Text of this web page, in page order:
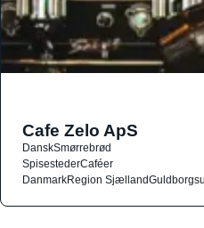
Cafe Zelo ApS
DanskSmørrebrød
SpisestederCaféer
DanmarkRegion Sjælland